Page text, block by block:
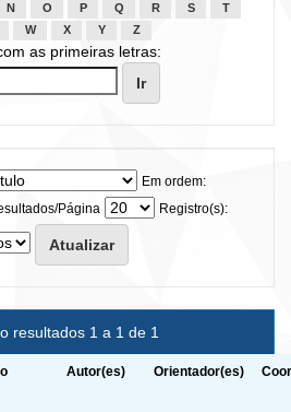
N O P Q R S
T
W X Y Z
as primeiras letras:
Em ordem:
Página
Registro(s):
resultados 1 a 1 de 1
Autor(es) Orientador(es)